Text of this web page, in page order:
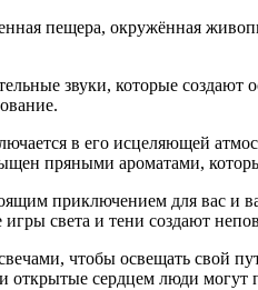
пещера, окружённая
звуки, которые
в его исцеляющей
пряными ароматами,
приключением для вас и
света и тени создают
чтобы освещать свой
открытые сердцем люди могут